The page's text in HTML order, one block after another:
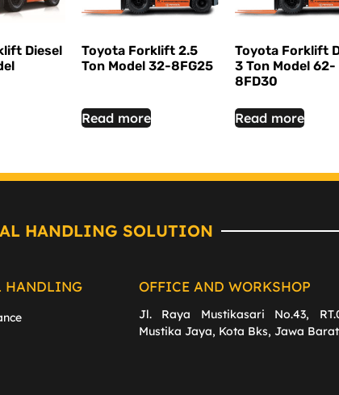
Diesel
Toyota Forklift 2.5
Ton Model 32-8FG25
Read more
Toyota Forklift
3 Ton Model 62-
8FD30
Read more
HANDLING SOLUTION
HANDLING OFFICE AND WORKSHOP
Jl. Raya Mustikasari No.43,
Mustika Jaya, Kota Bks, Jawa Barat